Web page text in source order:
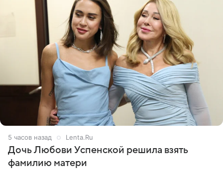
5 часов назад Lenta.Ru
Дочь Любови Успенской решила взять
фамилию матери